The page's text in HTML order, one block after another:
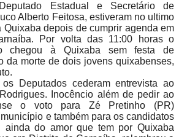
Estadual e Secretário de
Alberto Feitosa, estiveram no ultimo
depois de cumprir agenda em
Por volta das 11:00 horas o
chegou à Quixaba sem festa de
da morte de dois jovens quixabenses,
Deputados cederam entrevista ao
Inocêncio além de pedir ao
o voto para Zé Pretinho (PR)
e também para os candidatos
ainda do amor que tem por Quixaba